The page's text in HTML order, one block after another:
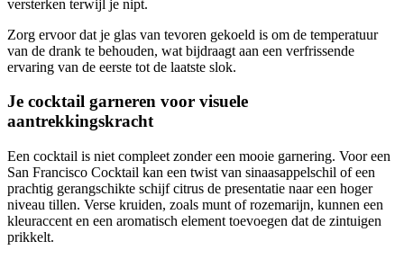
versterken terwijl je nipt.
Zorg ervoor dat je glas van tevoren gekoeld is om de temperatuur
van de drank te behouden, wat bijdraagt aan een verfrissende
ervaring van de eerste tot de laatste slok.
Je cocktail garneren voor visuele
aantrekkingskracht
Een cocktail is niet compleet zonder een mooie garnering. Voor een
San Francisco Cocktail kan een twist van sinaasappelschil of een
prachtig gerangschikte schijf citrus de presentatie naar een hoger
niveau tillen. Verse kruiden, zoals munt of rozemarijn, kunnen een
kleuraccent en een aromatisch element toevoegen dat de zintuigen
prikkelt.